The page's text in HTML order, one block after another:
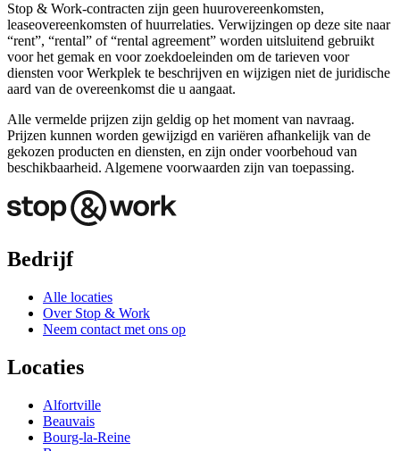
Stop & Work-contracten zijn geen huurovereenkomsten,
leaseovereenkomsten of huurrelaties. Verwijzingen op deze site naar
“rent”, “rental” of “rental agreement” worden uitsluitend gebruikt
voor het gemak en voor zoekdoeleinden om de tarieven voor
diensten voor Werkplek te beschrijven en wijzigen niet de juridische
aard van de overeenkomst die u aangaat.
Alle vermelde prijzen zijn geldig op het moment van navraag.
Prijzen kunnen worden gewijzigd en variëren afhankelijk van de
gekozen producten en diensten, en zijn onder voorbehoud van
beschikbaarheid. Algemene voorwaarden zijn van toepassing.
Bedrijf
Alle locaties
Over Stop & Work
Neem contact met ons op
Locaties
Alfortville
Beauvais
Bourg-la-Reine